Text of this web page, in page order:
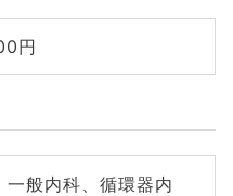
円
一般内科、循環器内